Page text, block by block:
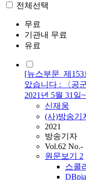
전체선택
무료
기관내 무료
유료
[뉴스부문_제
았습니다 : 〈공
2021년 5월 31일
신재웅
(사)방송기
2021
방송기자
Vol.62 No.-
원문보기 2
스콜
DBpia